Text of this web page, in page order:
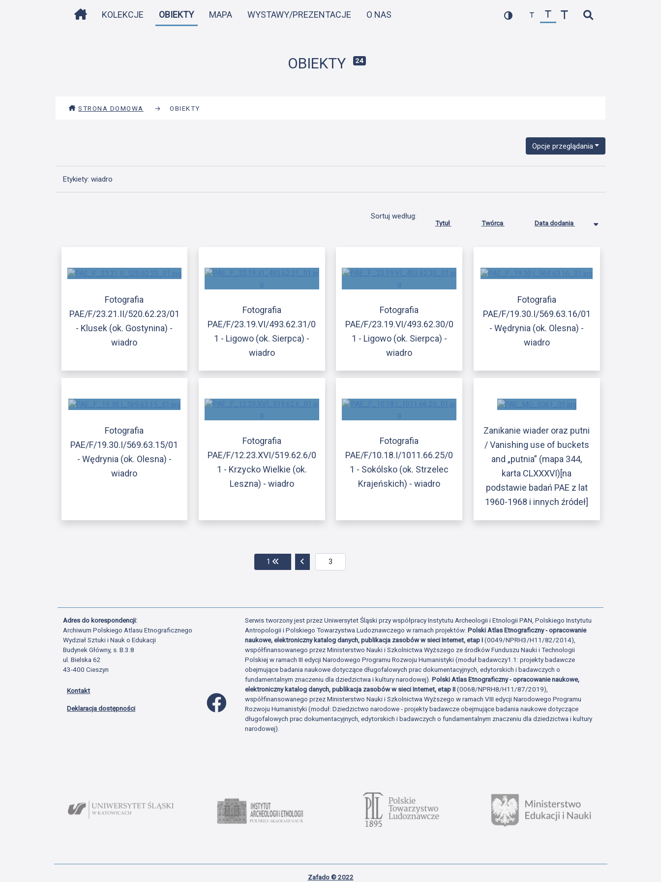
do
STRONA DOMOWA
KOLEKCJE OBIEKTY MAPA WYSTAWY/PREZENTACJE O NAS
OBIEKTY 24
STRONA DOMOWA → OBIEKTY
Opcje przeglądania
Etykiety: wiadro
Sortuj według:
Tytuł Twórca Data dodania
Fotografia
PAE/F/23.21.II/520.62.23/01
- Klusek (ok. Gostynina) -
wiadro
Fotografia
PAE/F/23.19.VI/493.62.31/0
1 - Ligowo (ok. Sierpca) -
wiadro
Fotografia
PAE/F/23.19.VI/493.62.30/0
1 - Ligowo (ok. Sierpca) -
wiadro
Fotografia
PAE/F/19.30.I/569.63.16/01
- Wędrynia (ok. Olesna) -
wiadro
Fotografia
PAE/F/19.30.I/569.63.15/01
- Wędrynia (ok. Olesna) -
wiadro
Fotografia
PAE/F/12.23.XVI/519.62.6/0
1 - Krzycko Wielkie (ok.
Leszna) - wiadro
Fotografia
PAE/F/10.18.I/1011.66.25/0
1 - Sokólsko (ok. Strzelec
Krajeńskich) - wiadro
Zanikanie wiader oraz putni
/ Vanishing use of buckets
and „putnia” (mapa 344,
karta CLXXXVI)[na
podstawie badań PAE z lat
1960-1968 i innych źródeł]
1 Przejdź do pierwszej strony
Przejdź do poprzedniej strony
Adres do korespondencji:
Archiwum Polskiego Atlasu Etnograficznego
Wydział Sztuki i Nauk o Edukacji
Budynek Główny, s. B.3.8
ul. Bielska 62
43-400 Cieszyn
Kontakt
Deklaracja dostępności
Profil Facebook
Serwis tworzony jest przez Uniwersytet Śląski przy współpracy Instytutu Archeologii i Etnologii PAN, Polskiego Instytutu
Antropologii i Polskiego Towarzystwa Ludoznawczego w ramach projektów:Polski Atlas Etnograficzny - opracowanie
naukowe, elektroniczny katalog danych, publikacja zasobów w sieci Internet, etap I(0049/NPRH3/H11/82/2014),
współfinansowanego przez Ministerstwo Nauki i Szkolnictwa Wyższego ze środków Funduszu Nauki i Technologii
Polskiej w ramach III edycji Narodowego Programu Rozwoju Humanistyki (moduł badawczy1.1: projekty badawcze
obejmujące badania naukowe dotyczące długofalowych prac dokumentacyjnych, edytorskich i badawczych o
fundamentalnym znaczeniu dla dziedzictwa i kultury narodowej).Polski Atlas Etnograficzny - opracowanie naukowe,
elektroniczny katalog danych, publikacja zasobów w sieci Internet, etap II(0068/NPRH8/H11/87/2019),
współfinansowanego przez Ministerstwo Nauki i Szkolnictwa Wyższego w ramach VIII edycji Narodowego Programu
Rozwoju Humanistyki (moduł: Dziedzictwo narodowe - projekty badawcze obejmujące badania naukowe dotyczące
długofalowych prac dokumentacyjnych, edytorskich i badawczych o fundamentalnym znaczeniu dla dziedzictwa i kultury
narodowej).
Zafado © 2022